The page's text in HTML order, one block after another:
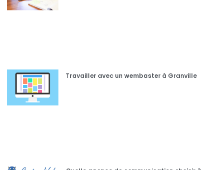
Travailler avec un wembaster à Granville